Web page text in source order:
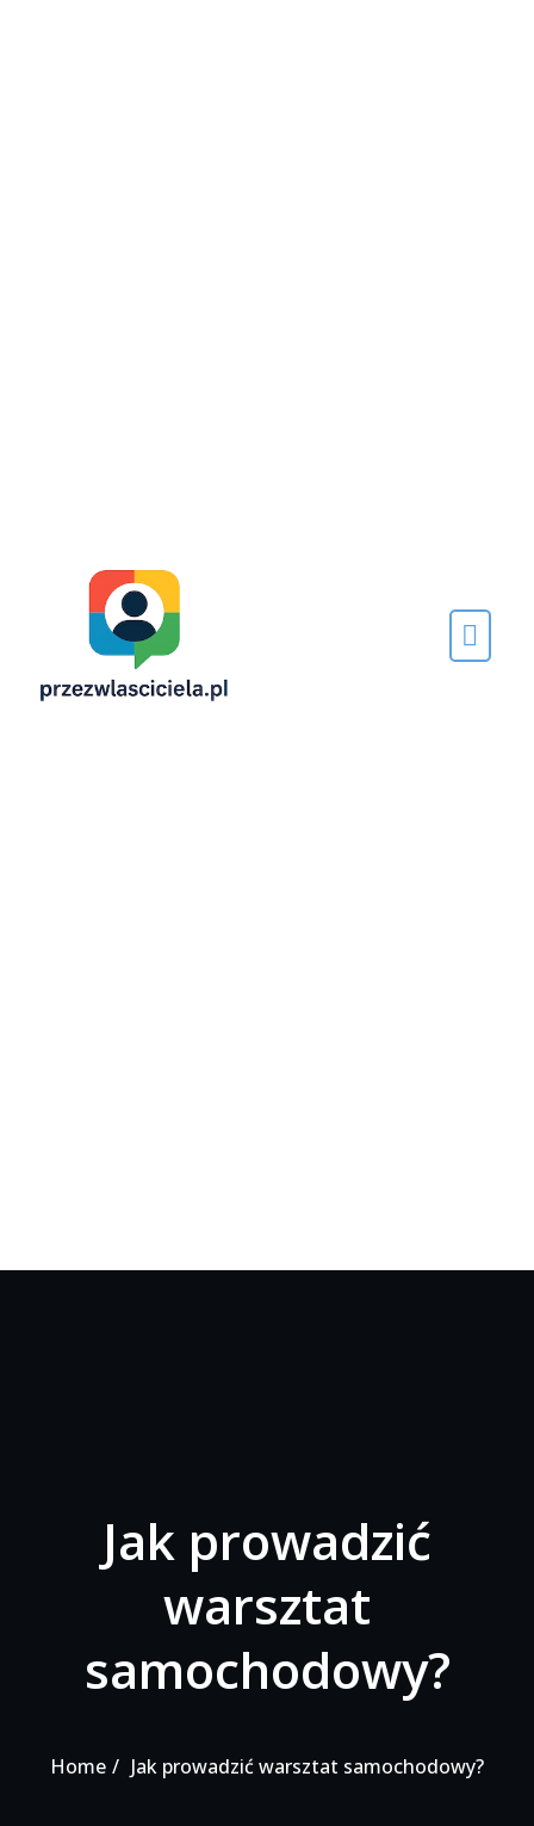
Jak prowadzić
warsztat
samochodowy?
Home Jak prowadzić warsztat samochodowy?